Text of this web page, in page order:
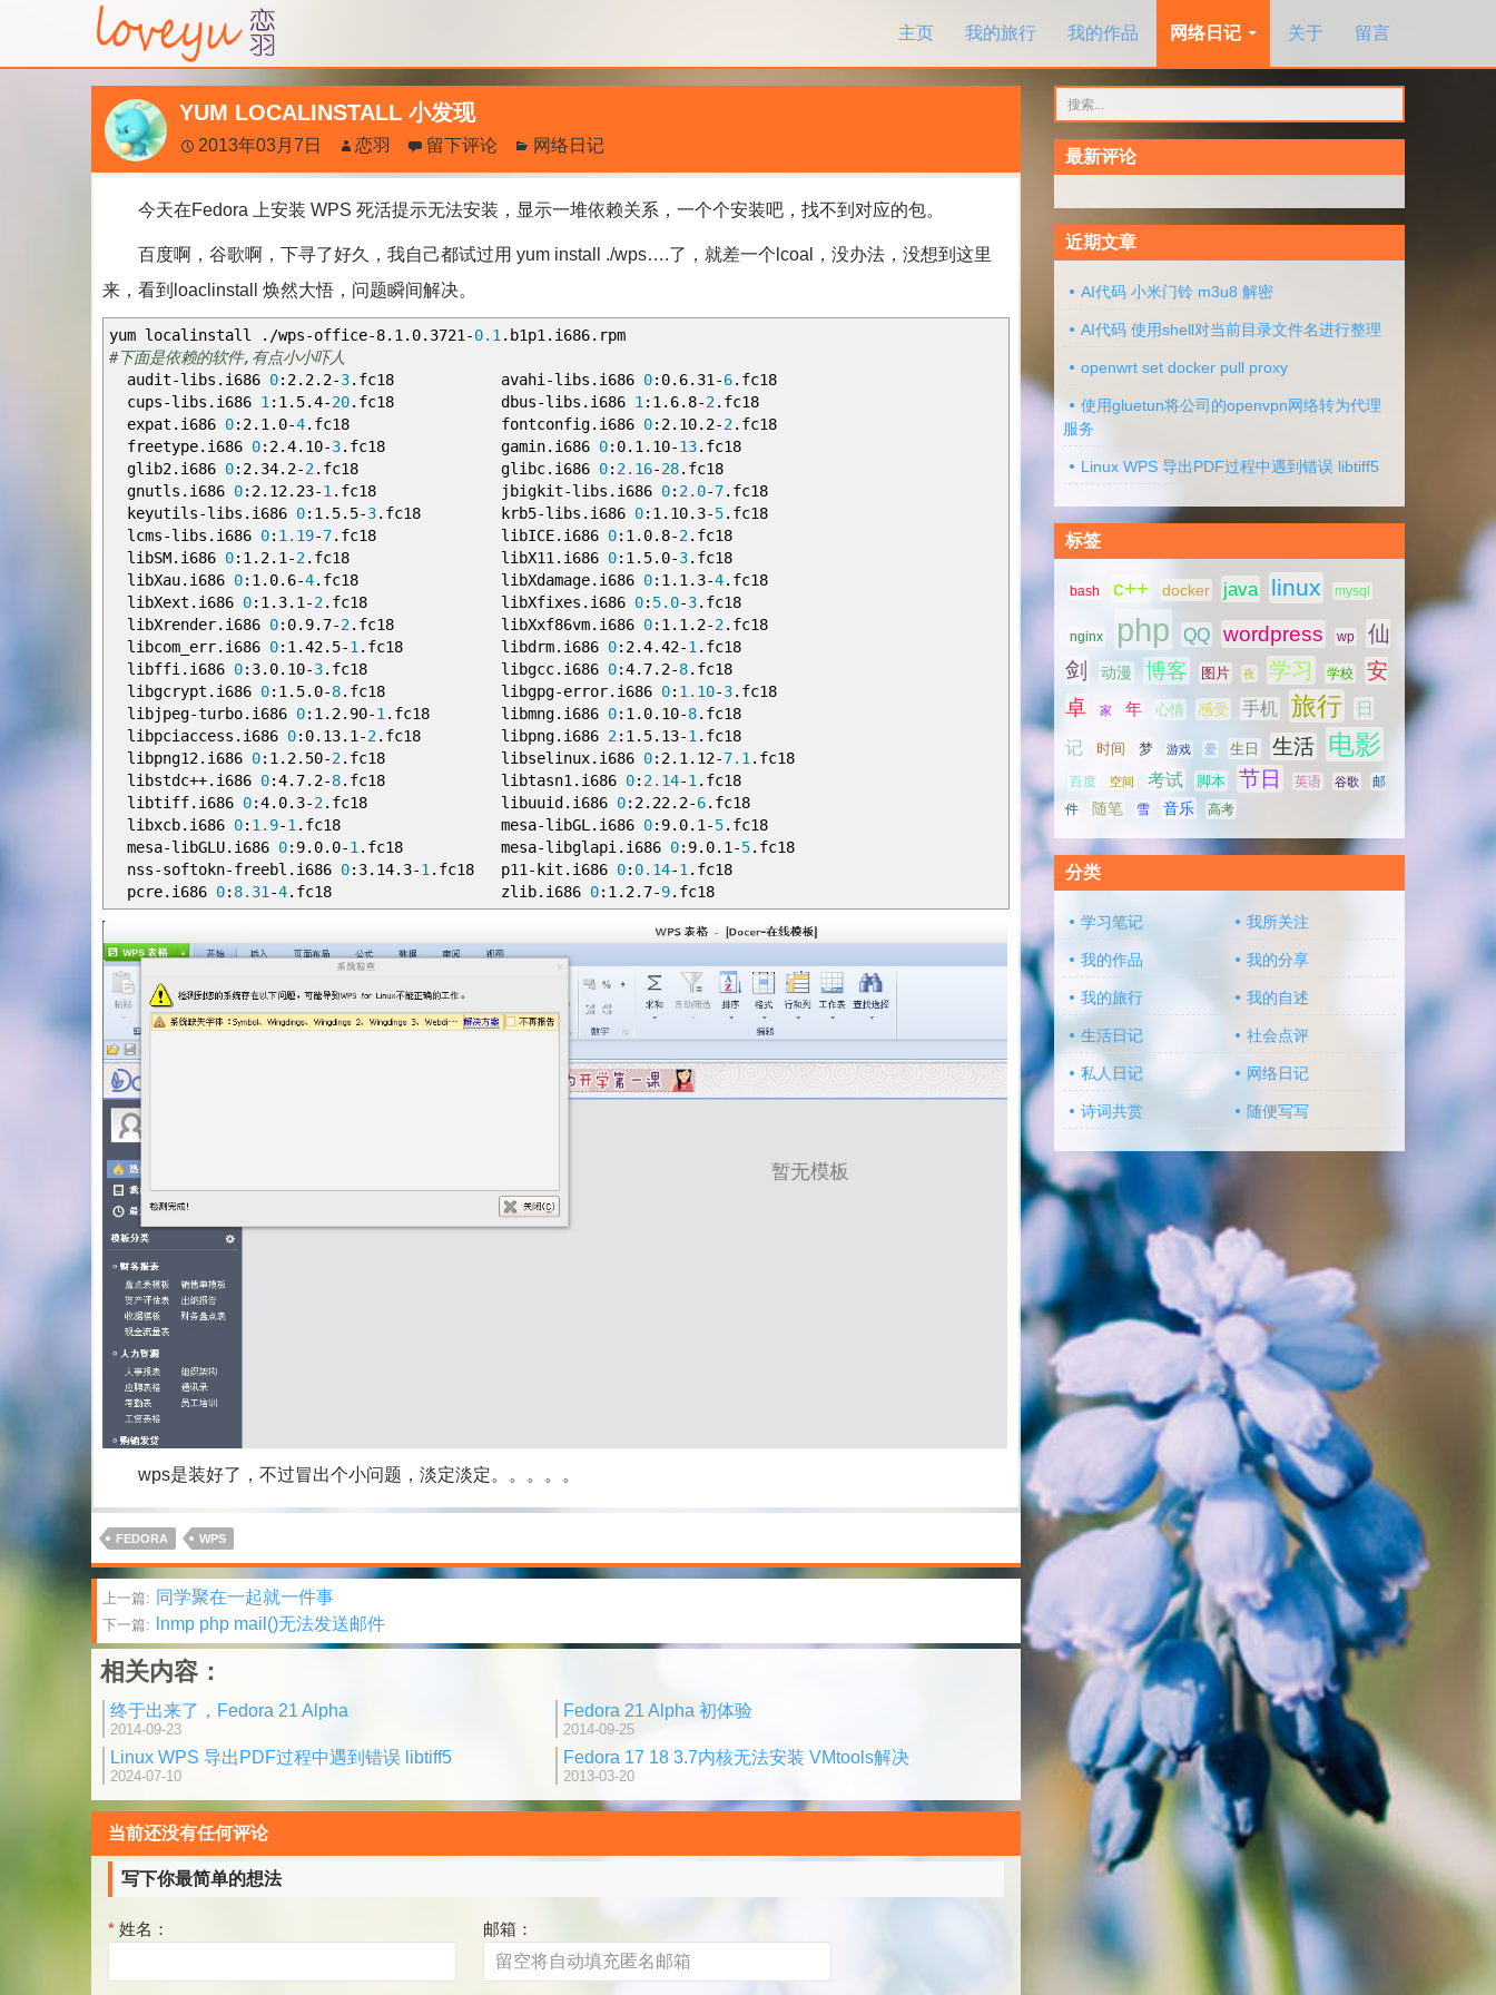
主页
我的旅行 我的作品 网络日记 关于 留言
YUM LOCALINSTALL 小发现
2013年03月7日 恋羽 留下评论 网络日记
今天在Fedora 上安装 WPS 死活提示无法安装，显示一堆依赖关系，一个个安装吧，找不到对应的包。
百度啊，谷歌啊，下寻了好久，我自己都试过用 yum install ./wps….了，就差一个lcoal，没办法，没想到这里
来，看到loaclinstall 焕然大悟，问题瞬间解决。
yum localinstall ./wps-office-8. 1 . 0. 3721 -0.1 . b1p1 . i686. rpm
#下面是依赖的软件,有点小小吓人
audit-libs . i686 0: 2. 2. 2-3. fc18 avahi -libs . i686 0: 0. 6. 31 -6. fc18
cups-libs . i686 1 : 1 . 5.4-20. fc18 dbus-libs . i686 1 : 1 . 6. 8-2. fc18
expat . i686 0: 2. 1 . 0-4. fc18 fontconfig. i686 0: 2. 10. 2-2. fc18
freetype. i686 0: 2.4. 10-3. fc18 gamin. i686 0: 0. 1 . 10-13. fc18
glib2. i686 0: 2. 34. 2-2. fc18 glibc. i686 0: 2.16-28. fc18
gnutls . i686 0: 2. 12. 23-1 . fc18 jbigkit-libs . i686 0: 2.0-7. fc18
keyutils-libs . i686 0: 1 . 5. 5-3. fc18 krb5-libs . i686 0: 1 . 10. 3-5. fc18
lcms-libs . i686 0: 1.19-7. fc18 libICE. i686 0: 1 . 0. 8-2. fc18
libSM. i686 0: 1 . 2. 1 -2. fc18 libX11 . i686 0: 1 . 5. 0-3. fc18
libXau. i686 0: 1 . 0. 6-4. fc18 libXdamage. i686 0: 1 . 1 . 3-4. fc18
libXext . i686 0: 1 . 3. 1 -2. fc18 libXfixes . i686 0: 5.0-3. fc18
libXrender. i686 0: 0. 9. 7-2. fc18 libXxf86vm. i686 0: 1 . 1 . 2-2. fc18
libcom_err. i686 0: 1 .42. 5-1 . fc18 libdrm. i686 0: 2.4.42-1 . fc18
libffi . i686 0: 3. 0. 10-3. fc18 libgcc. i686 0:4. 7. 2-8. fc18
libgcrypt . i686 0: 1 . 5. 0-8. fc18 libgpg-error. i686 0: 1.10-3. fc18
libjpeg-turbo. i686 0: 1 . 2. 90-1 . fc18 libmng. i686 0: 1 . 0. 10-8. fc18
libpciaccess . i686 0: 0. 13. 1 -2. fc18 libpng. i686 2: 1 . 5. 13-1 . fc18
libpng12. i686 0: 1 . 2. 50-2. fc18 libselinux. i686 0: 2. 1 . 12-7.1 . fc18
libstdc++. i686 0:4. 7. 2-8. fc18 libtasn1 . i686 0: 2.14-1 . fc18
libtiff. i686 0:4. 0. 3-2. fc18 libuuid . i686 0: 2. 22. 2-6. fc18
libxcb. i686 0: 1.9-1 . fc18 mesa-libGL . i686 0: 9. 0. 1 -5. fc18
mesa-libGLU. i686 0: 9. 0. 0-1 . fc18 mesa-libglapi . i686 0: 9. 0. 1 -5. fc18
nss-softokn-freebl . i686 0: 3. 14. 3-1 . fc18 p11 - kit . i686 0: 0.14-1 . fc18
pcre. i686 0: 8.31 -4. fc18 zlib. i686 0: 1 . 2. 7-9. fc18
wps是装好了，不过冒出个小问题，淡定淡定。。。。。
FEDORA WPS
文
章
分
页
上一篇: 同学聚在一起就一件事
下一篇: lnmp php mail()无法发送邮件
相关内容：
终于出来了，Fedora 21 Alpha
2014-09-23
Fedora 21 Alpha 初体验
2014-09-25
Linux WPS 导出PDF过程中遇到错误 libtiff5
2024-07-10
Fedora 17 18 3.7内核无法安装 VMtools解决
2013-03-20
当前还没有任何评论
写下你最简单的想法
* 姓名： 邮箱：
索：
最新评论
近期文章
AI代码 小米门铃 m3u8 解密
AI代码 使用shell对当前目录文件名进行整理
openwrt set docker pull proxy
使用gluetun将公司的openvpn网络转为代理
服务
Linux WPS 导出PDF过程中遇到错误 libtiff5
标签
bash c++ docker java linux mysql
nginx php QQ wordpress wp
仙
剑
动漫 博客 图片 夜 学习 学校
安
卓
家 年 心情 感受 手机 旅行 日
记 时间 梦 游戏 爱 生日 生活 电影
百度 空间 考试 脚本 节日 英语 谷歌 邮
件 随笔 雪 音乐 高考
分类
学习笔记 我所关注
我的作品 我的分享
我的旅行 我的自述
生活日记 社会点评
私人日记 网络日记
诗词共赏 随便写写